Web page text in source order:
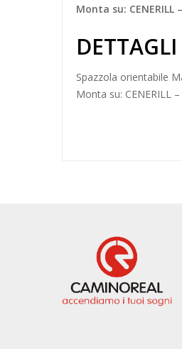
Monta su: CENERILL
DETTAGLI
Spazzola orientabile
Monta su: CENERILL